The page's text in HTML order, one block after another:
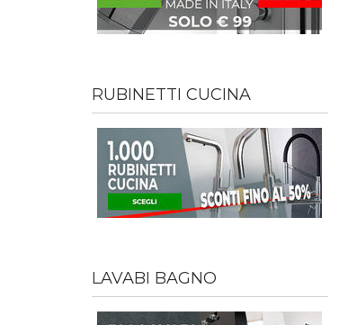
RUBINETTI CUCINA
LAVABI BAGNO